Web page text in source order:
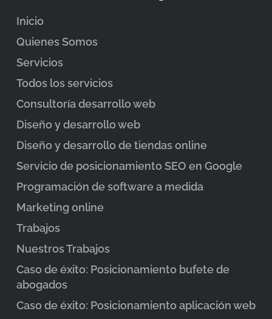
Inicio
Quienes Somos
Servicios
Todos los servicios
Consultoría desarrollo web
Diseño y desarrollo web
Diseño y desarrollo de tiendas online
Servicio de posicionamiento SEO en Google
Programación de software a medida
Marketing online
Trabajos
Nuestros Trabajos
Caso de éxito: Posicionamiento bufete de
abogados
Caso de éxito: Posicionamiento aplicación web